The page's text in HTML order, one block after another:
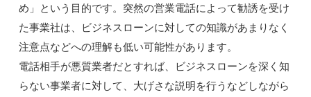
め」という目的です。突然の営業電話によって勧誘を受け
た事業社は、ビジネスローンに対しての知識があまりなく
注意点などへの理解も低い可能性があります。
電話相手が悪質業者だとすれば、ビジネスローンを深く知
らない事業者に対して、大げさな説明を行うなどしながら